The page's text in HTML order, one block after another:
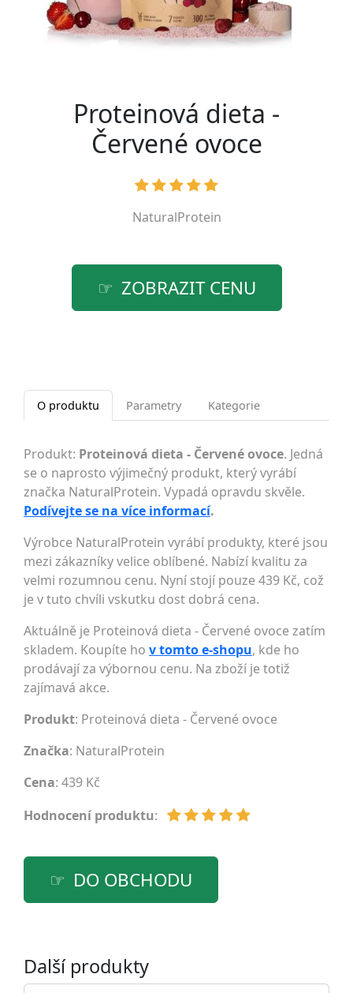
Proteinová dieta -
Červené ovoce
NaturalProtein
ZOBRAZIT CENU
O produktu Parametry Kategorie
Produkt: Proteinová dieta - Červené ovoce. Jedná
se o naprosto výjimečný produkt, který vyrábí
značka NaturalProtein. Vypadá opravdu skvěle.
Podívejte se na více informací.
Výrobce NaturalProtein vyrábí produkty, které jsou
mezi zákazníky velice oblíbené. Nabízí kvalitu za
velmi rozumnou cenu. Nyní stojí pouze 439 Kč, což
je v tuto chvíli vskutku dost dobrá cena.
Aktuálně je Proteinová dieta - Červené ovoce zatím
skladem. Koupíte ho v tomto e-shopu, kde ho
prodávají za výbornou cenu. Na zboží je totiž
zajímavá akce.
Produkt: Proteinová dieta - Červené ovoce
Značka: NaturalProtein
Cena: 439 Kč
Hodnocení produktu:
DO OBCHODU
Další produkty